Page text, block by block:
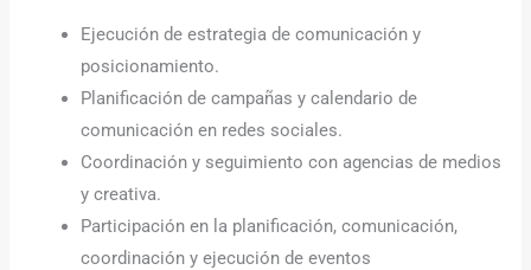
Ejecución de estrategia de comunicación y
posicionamiento.
Planificación de campañas y calendario de
comunicación en redes sociales.
Coordinación y seguimiento con agencias de medios
y creativa.
Participación en la planificación, comunicación,
coordinación y ejecución de eventos